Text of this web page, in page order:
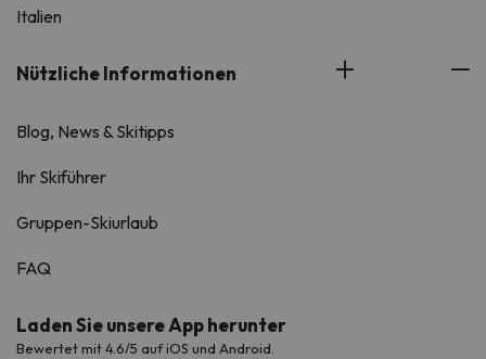
Italien
Nützliche Informationen
Blog, News & Skitipps
Ihr Skiführer
Gruppen-Skiurlaub
FAQ
Laden Sie unsere App herunter
Bewertet mit 4.6/5 auf iOS und Android.